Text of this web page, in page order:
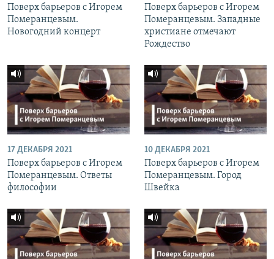
Поверх барьеров с Игорем
Померанцевым.
Новогодний концерт
Поверх барьеров с Игорем
Померанцевым. Западные
христиане отмечают
Рождество
17 ДЕКАБРЯ 2021
Поверх барьеров с Игорем
Померанцевым. Ответы
философии
10 ДЕКАБРЯ 2021
Поверх барьеров с Игорем
Померанцевым. Город
Швейка